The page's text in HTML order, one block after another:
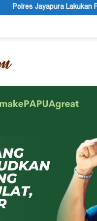
Penyelidikan Pasca